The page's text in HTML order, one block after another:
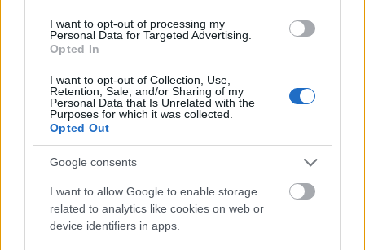
I want to opt-out of processing my
Personal Data for Targeted Advertising.
Opted In
I want to opt-out of Collection, Use,
Retention, Sale, and/or Sharing of my
Personal Data that Is Unrelated with the
Purposes for which it was collected.
Opted Out
Google consents
I want to allow Google to enable storage
related to analytics like cookies on web or
device identifiers in apps.